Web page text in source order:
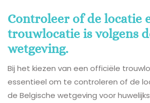
Controleer of de locatie
trouwlocatie is volgens
wetgeving.
Bij het kiezen van een officiële
essentieel om te controleren of de
de Belgische wetgeving voor